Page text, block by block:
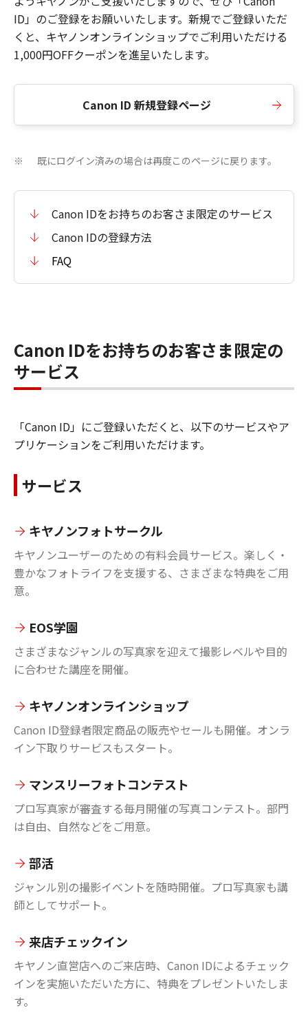
ID」のご登録をお願いいたします。新規でご登録いただ
くと、キヤノンオンラインショップでご利用いただける
1,000円OFFクーポンを進呈いたします。
Canon ID 新規登録ページ
※ 既にログイン済みの場合は再度このページに戻ります。
Canon IDをお持ちのお客さま限定のサービス
Canon IDの登録方法
FAQ
Canon IDをお持ちのお客さま限定の
サービス
「Canon ID」にご登録いただくと、以下のサービスやア
プリケーションをご利用いただけます。
サービス
キヤノンフォトサークル
キヤノンユーザーのための有料会員サービス。楽しく・
豊かなフォトライフを支援する、さまざまな特典をご用
意。
EOS学園
さまざまなジャンルの写真家を迎えて撮影レベルや目的
に合わせた講座を開催。
キヤノンオンラインショップ
Canon ID登録者限定商品の販売やセールも開催。オンラ
イン下取りサービスもスタート。
マンスリーフォトコンテスト
プロ写真家が審査する毎月開催の写真コンテスト。部門
は自由、自然などをご用意。
部活
ジャンル別の撮影イベントを随時開催。プロ写真家も講
師としてサポート。
来店チェックイン
キヤノン直営店へのご来店時、Canon IDによるチェック
インを実施いただいた方に、特典をプレゼントいたしま
す。